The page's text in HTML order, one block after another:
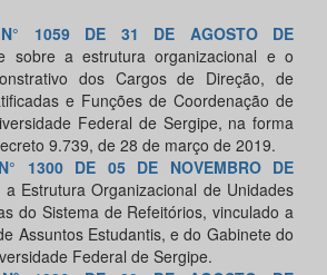
N° 1059 DE 31 DE AGOSTO DE
sobre a estrutura organizacional e o
dos Cargos de Direção, de
e Funções de Coordenação de
Federal de Sergipe, na forma
9.739, de 28 de março de 2019.
1300 DE 05 DE NOVEMBRO DE
Estrutura Organizacional de Unidades
do Sistema de Refeitórios, vinculado a
Assuntos Estudantis, e do Gabinete do
Federal de Sergipe.